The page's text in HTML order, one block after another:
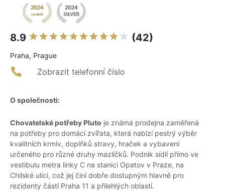
8.9 (42)
Praha, Prague
Zobrazit telefonní číslo
O společnosti:
Chovatelské potřeby Pluto je známá prodejna zaměřená
na potřeby pro domácí zvířata, která nabízí pestrý výběr
kvalitních krmiv, doplňků stravy, hraček a vybavení
určeného pro různé druhy mazlíčků. Podnik sídlí přímo ve
vestibulu metra linky C na stanici Opatov v Praze, na
Chilské ulici, což jej činí dobře dostupným hlavně pro
rezidenty části Praha 11 a přilehlých oblastí.